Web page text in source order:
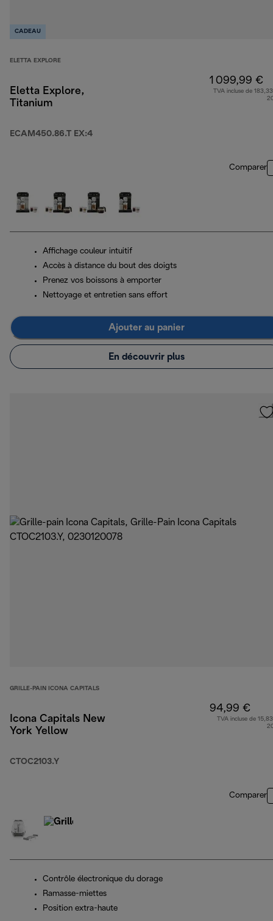
CADEAU
ELETTA EXPLORE
Eletta Explore,
Titanium
ECAM450.86.T EX:4
1 099,99 €
TVA incluse de
Comparer
Affichage couleur intuitif
Accès à distance du bout des doigts
Prenez vos boissons à emporter
Nettoyage et entretien sans effort
Ajouter au panier
En découvrir plus
GRILLE-PAIN ICONA CAPITALS
Icona Capitals New
York Yellow
CTOC2103.Y
94,99 €
TVA incluse de
Comparer
Contrôle électronique du dorage
Ramasse-miettes
Position extra-haute